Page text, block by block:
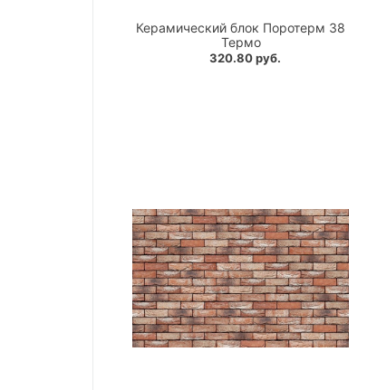
Керамический блок Поротерм 38
Термо
320.80 руб.